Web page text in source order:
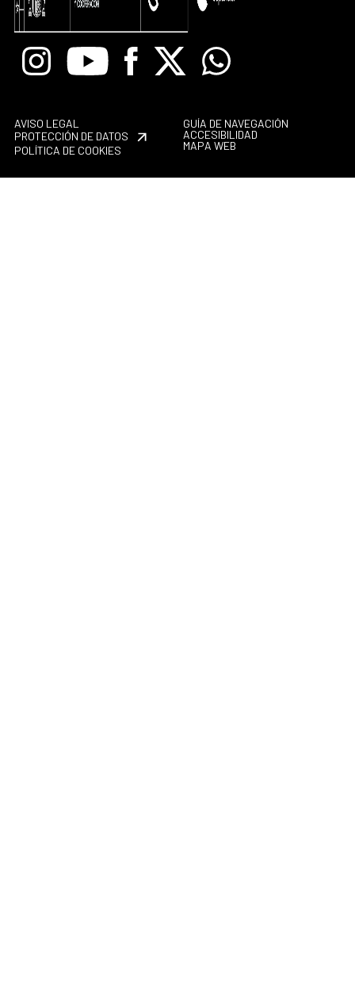
InstagramYoutube Facebook
X Whatsapp
AVISO LEGAL
PROTECCIÓN DE DATOS
POLÍTICA DE COOKIES
GUÍA DE NAVEGACIÓN
ACCESIBILIDAD
MAPA WEB